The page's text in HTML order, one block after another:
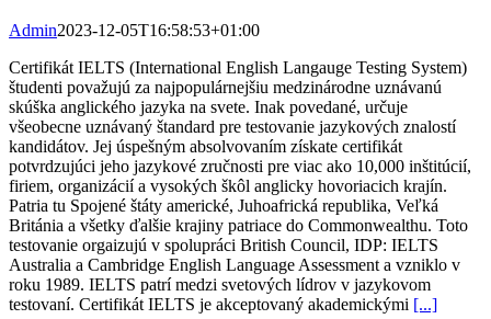
Admin2023-12-05T16:58:53+01:00
Certifikát IELTS (International English Langauge Testing System)
študenti považujú za najpopulárnejšiu medzinárodne uznávanú
skúška anglického jazyka na svete. Inak povedané, určuje
všeobecne uznávaný štandard pre testovanie jazykových znalostí
kandidátov. Jej úspešným absolvovaním získate certifikát
potvrdzujúci jeho jazykové zručnosti pre viac ako 10,000 inštitúcií,
firiem, organizácií a vysokých škôl anglicky hovoriacich krajín.
Patria tu Spojené štáty americké, Juhoafrická republika, Veľká
Británia a všetky ďalšie krajiny patriace do Commonwealthu. Toto
testovanie orgaizujú v spolupráci British Council, IDP: IELTS
Australia a Cambridge English Language Assessment a vzniklo v
roku 1989. IELTS patrí medzi svetových lídrov v jazykovom
testovaní. Certifikát IELTS je akceptovaný akademickými [...]